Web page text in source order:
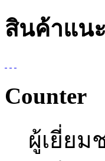
สินค้าแน
Counter
ผู้เยี่ยม